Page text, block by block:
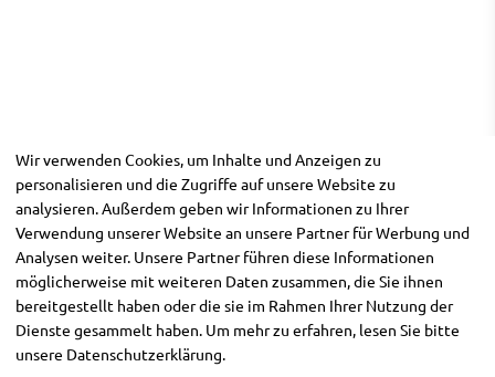
Wir verwenden Cookies, um Inhalte und Anzeigen zu
personalisieren und die Zugriffe auf unsere Website zu
analysieren. Außerdem geben wir Informationen zu Ihrer
Verwendung unserer Website an unsere Partner für Werbung und
Analysen weiter. Unsere Partner führen diese Informationen
möglicherweise mit weiteren Daten zusammen, die Sie ihnen
bereitgestellt haben oder die sie im Rahmen Ihrer Nutzung der
Dienste gesammelt haben. Um mehr zu erfahren, lesen Sie bitte
unsere Datenschutzerklärung.